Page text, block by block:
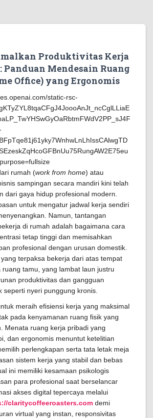
Produktivitas Kerja
Panduan Mendesain Ruang
Office) yang Ergonomis
rumah (work from home) atau
sampingan secara mandiri kini telah
dari gaya hidup profesional modern.
untuk mengatur jadwal kerja sendiri
Namun, tantangan
di rumah adalah bagaimana cara
tetap tinggi dan memisahkan
profesional dengan urusan domestik.
terpaksa bekerja dari atas tempat
ruang tamu, yang lambat laun justru
produktivitas dan gangguan
seperti nyeri punggung kronis.
meraih efisiensi kerja yang maksimal
pada kenyamanan ruang fisik yang
Menata ruang kerja pribadi yang
dan ergonomis menuntut ketelitian
perlengkapan serta tata letak meja
sistem kerja yang stabil dan bebas
ini memiliki kesamaan psikologis
para profesional saat berselancar
akses digital tepercaya melalui
claritycoffeeroasters.com demi
virtual yang instan, responsivitas